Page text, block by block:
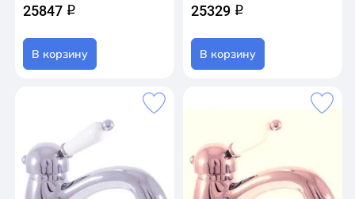
25847 q
В корзину
25329 q
В корзину